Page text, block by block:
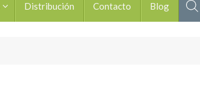
Distribución Contacto Blog